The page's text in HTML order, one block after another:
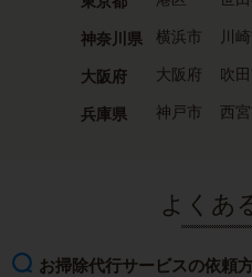
神奈川県 横浜市 川
大阪府 大阪府 吹田
兵庫県 神戸市 西宮
よくあ
お掃除代行サービスの依頼